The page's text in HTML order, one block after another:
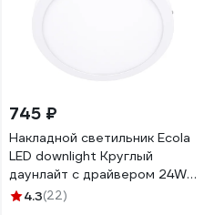
745 ₽
Накладной светильник Ecola
LED downlight Круглый
даунлайт с драйвером 24W
220V 6500K 300x32
4.3(22)